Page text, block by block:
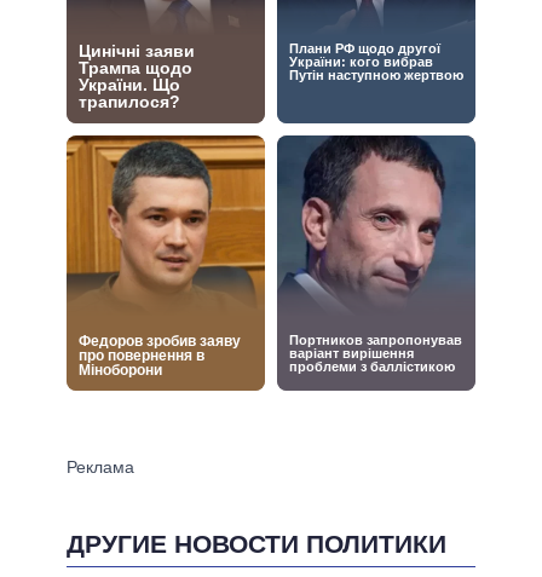
ДРУГИЕ НОВОСТИ ПОЛИТИКИ